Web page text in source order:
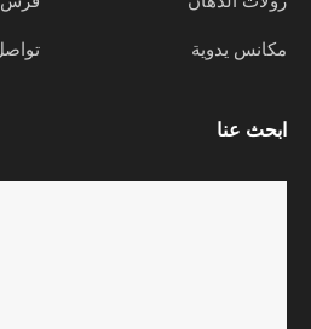
مكانس يدوية
ابحث عنا